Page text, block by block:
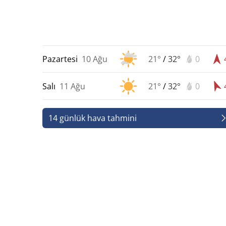
Pazartesi 10 Ağu 21° /32° 0
Salı 11 Ağu 21° /32° 0
14 günlük hava tahmini